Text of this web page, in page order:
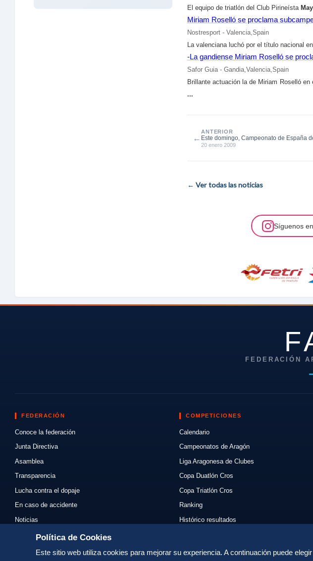
El equipo de triatlón del Club Pirineísta
Miriam Roselló se proclama
Nostresport - Valencia,Spain
La valenciana luchó por el título nacional
-La gandiense Miriam Roselló se
Safor Guia - Gandia,Valencia,Spain
Brillante actuación la de Miriam Roselló
...
←
ANTERIOR
Este domingo, Campeonato de España
Benasque
20 enero 2009
← Ver todas las noticias
Síguenos
FEDERACIÓN
FEDERACIÓN
Conoce la federación
Junta Directiva
Asamblea
Transparencia
Lucha contra el dopaje
En caso de accidente
Noticias
Eventos
Enlaces
COMPETICIONES
Calendario
Campeonatos de Aragón
Liga Aragonesa de Clubes
Copa Duatlón Cros
Copa Triatlón Cros
Ranking
Histórico resultados
Normativas
Política de Cookies
Este sitio web utiliza cookies para mejorar su experiencia. A continuación puede